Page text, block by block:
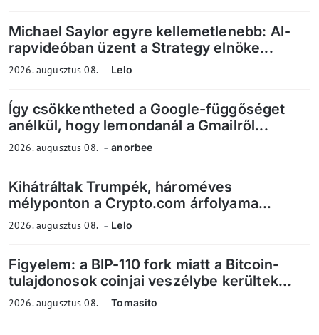
Michael Saylor egyre kellemetlenebb: AI-
rapvideóban üzent a Strategy elnöke...
2026. augusztus 08. Lelo
Így csökkentheted a Google-függőséget
anélkül, hogy lemondanál a Gmailről...
2026. augusztus 08. anorbee
Kihátráltak Trumpék, hároméves
mélyponton a Crypto.com árfolyama...
2026. augusztus 08. Lelo
Figyelem: a BIP-110 fork miatt a Bitcoin-
tulajdonosok coinjai veszélybe kerültek...
2026. augusztus 08. Tomasito